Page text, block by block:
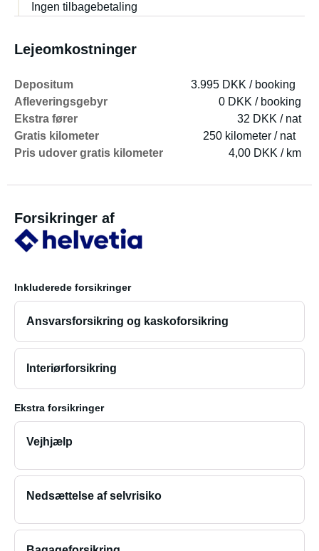
Ingen tilbagebetaling
Lejeomkostninger
Depositum
3.995 DKK / booking
Afleveringsgebyr
0 DKK / booking
Ekstra fører
32 DKK / nat
Gratis kilometer
250 kilometer / nat
Pris udover gratis kilometer
4,00 DKK / km
Forsikringer af
Inkluderede forsikringer
Ansvarsforsikring og kaskoforsikring
Interiørforsikring
Ekstra forsikringer
Vejhjælp
Nedsættelse af selvrisiko